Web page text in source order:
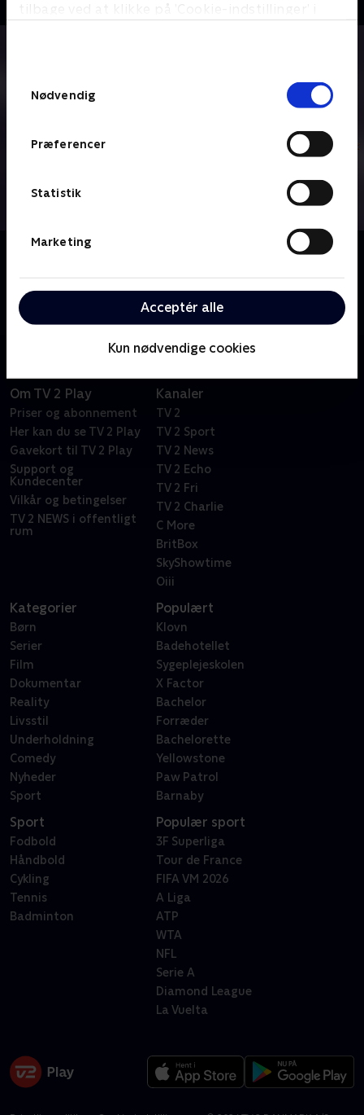
tilbage ved at klikke på ’Cookie-indstillinger’ i
Nødvendig
Præferencer
Statistik
Marketing
Acceptér alle
Kun nødvendige cookies
Om Denver, den sidste dinosaur
også her, at dinosauren Denver bor sammen med sin
menneskeven Valde.
Om TV 2 Play
Priser og abonnement
Her kan du se TV 2 Play
Gavekort til TV 2 Play
Support og
Kundecenter
Vilkår og betingelser
TV 2 NEWS i offentligt
rum
Kanaler
TV 2
TV 2 Sport
TV 2 News
TV 2 Echo
TV 2 Fri
TV 2 Charlie
C More
BritBox
SkyShowtime
Oiii
Kategorier
Børn
Serier
Film
Dokumentar
Reality
Livsstil
Underholdning
Comedy
Nyheder
Sport
Populært
Klovn
Badehotellet
Sygeplejeskolen
X Factor
Bachelor
Forræder
Bachelorette
Yellowstone
Paw Patrol
Barnaby
Sport
Fodbold
Håndbold
Cykling
Tennis
Badminton
Populær sport
3F Superliga
Tour de France
FIFA VM 2026
A Liga
ATP
WTA
NFL
Serie A
Diamond League
La Vuelta